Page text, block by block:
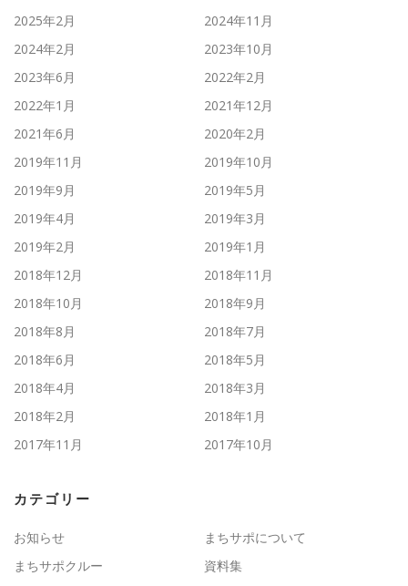
2025年2月
2024年11月
2024年2月
2023年10月
2023年6月
2022年2月
2022年1月
2021年12月
2021年6月
2020年2月
2019年11月
2019年10月
2019年9月
2019年5月
2019年4月
2019年3月
2019年2月
2019年1月
2018年12月
2018年11月
2018年10月
2018年9月
2018年8月
2018年7月
2018年6月
2018年5月
2018年4月
2018年3月
2018年2月
2018年1月
2017年11月
2017年10月
カテゴリー
お知らせ
まちサポについて
まちサポクルー
資料集